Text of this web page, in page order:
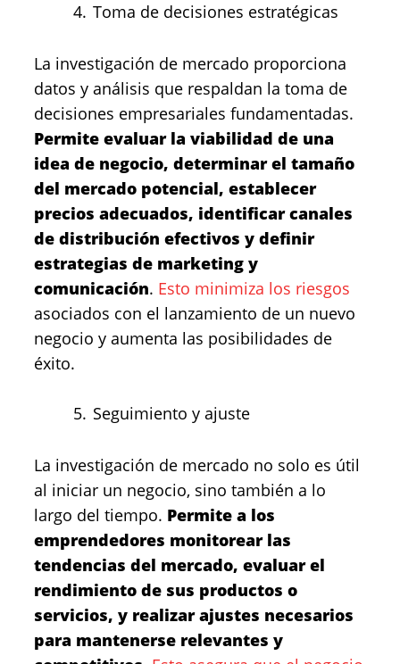
Toma de decisiones estratégicas
La investigación de mercado proporciona
datos y análisis que respaldan la toma de
decisiones empresariales fundamentadas.
Permite evaluar la viabilidad de una
idea de negocio, determinar el tamaño
del mercado potencial, establecer
precios adecuados, identificar canales
de distribución efectivos y definir
estrategias de marketing y
comunicación. Esto minimiza los riesgos
asociados con el lanzamiento de un nuevo
negocio y aumenta las posibilidades de
éxito.
Seguimiento y ajuste
La investigación de mercado no solo es útil
al iniciar un negocio, sino también a lo
largo del tiempo. Permite a los
emprendedores monitorear las
tendencias del mercado, evaluar el
rendimiento de sus productos o
servicios, y realizar ajustes necesarios
para mantenerse relevantes y